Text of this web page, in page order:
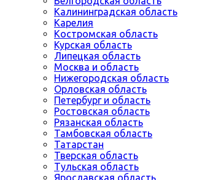
Калининградская область
Карелия
Костромская область
Курская область
Липецкая область
Москва и область
Нижегородская область
Орловская область
Петербург и область
Ростовская область
Рязанская область
Тамбовская область
Татарстан
Тверская область
Тульская область
Ярославская область